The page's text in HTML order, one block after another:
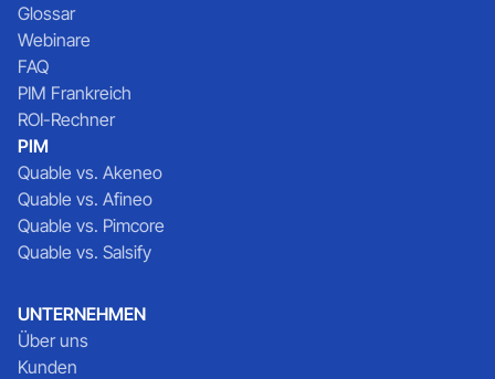
Glossar
Webinare
FAQ
PIM Frankreich
ROI-Rechner
PIM
Quable vs. Akeneo
Quable vs. Afineo
Quable vs. Pimcore
Quable vs. Salsify
UNTERNEHMEN
Über uns
Kunden